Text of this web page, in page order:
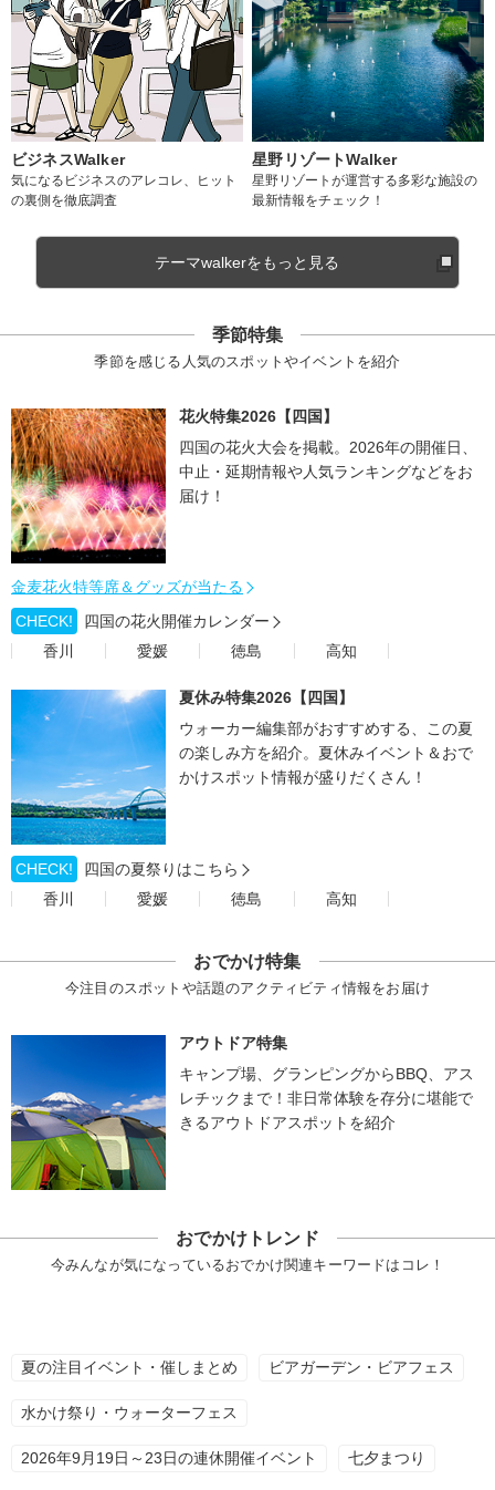
ビジネスWalker
気になるビジネスのアレコレ、ヒット
の裏側を徹底調査
星野リゾートWalker
星野リゾートが運営する多彩な施設の
最新情報をチェック！
テーマwalkerをもっと見る
季節特集
季節を感じる人気のスポットやイベントを紹介
花火特集2026【四国】
四国の花火大会を掲載。2026年の開催日、
中止・延期情報や人気ランキングなどをお
届け！
金麦花火特等席＆グッズが当たる
CHECK!
四国の花火開催カレンダー
香川
愛媛 徳島 高知
夏休み特集2026【四国】
ウォーカー編集部がおすすめする、この夏
の楽しみ方を紹介。夏休みイベント＆おで
かけスポット情報が盛りだくさん！
CHECK!
四国の夏祭りはこちら
香川
愛媛 徳島 高知
おでかけ特集
今注目のスポットや話題のアクティビティ情報をお届け
アウトドア特集
キャンプ場、グランピングからBBQ、アス
レチックまで！非日常体験を存分に堪能で
きるアウトドアスポットを紹介
おでかけトレンド
今みんなが気になっているおでかけ関連キーワードはコレ！
夏の注目イベント・催しまとめ ビアガーデン・ビアフェス
水かけ祭り・ウォーターフェス
2026年9月19日～23日の連休開催イベント 七夕まつり